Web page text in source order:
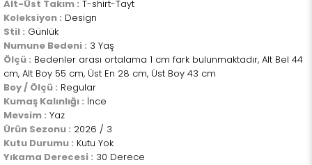
Alt-Üst Takım : T-shirt-Tayt
Koleksiyon : Design
Stil : Günlük
Numune Bedeni : 3 Yaş
Ölçü : Bedenler arası ortalama 1 cm fark bulunmaktadır, Alt Bel 44
cm, Alt Boy 55 cm, Üst En 28 cm, Üst Boy 43 cm
Boy / Ölçü : Regular
Kumaş Kalınlığı : İnce
Mevsim : Yaz
Ürün Sezonu : 2026 / 3
Kutu Durumu : Kutu Yok
Yıkama Derecesi : 30 Derece